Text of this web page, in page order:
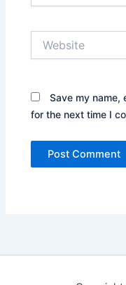
Save my name,
for the next time I